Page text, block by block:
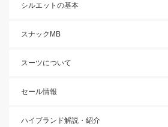
シルエットの基本
スナックMB
スーツについて
セール情報
ハイブランド解説・紹介